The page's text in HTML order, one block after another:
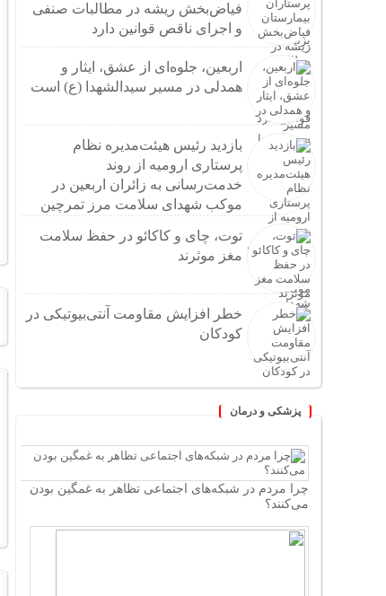
فیاض‌بخش ریشه در مطالبات صنفی
و اجرای ناقص قوانین دارد
اربعین، جلوه‌ای از عشق، ایثار و
همدلی در مسیر سیدالشهدا (ع) است
بازدید رئیس هیئت‌مدیره نظام
پرستاری ارومیه از روند
خدمت‌رسانی به زائران اربعین در
موکب شهدای سلامت مرز تمرچین
توت، چای و کاکائو در حفظ سلامت
مغز موثرند
خطر افزایش مقاومت آنتی‌بیوتیکی در
کودکان
پزشکی و درمان
چرا مردم در شبکه‌های اجتماعی تظاهر به غمگین بودن
می‌کنند؟